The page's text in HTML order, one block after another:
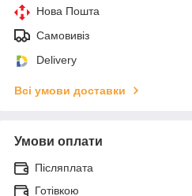
Нова Пошта
Самовивіз
Delivery
Всі умови доставки
Умови оплати
Післяплата
Готівкою